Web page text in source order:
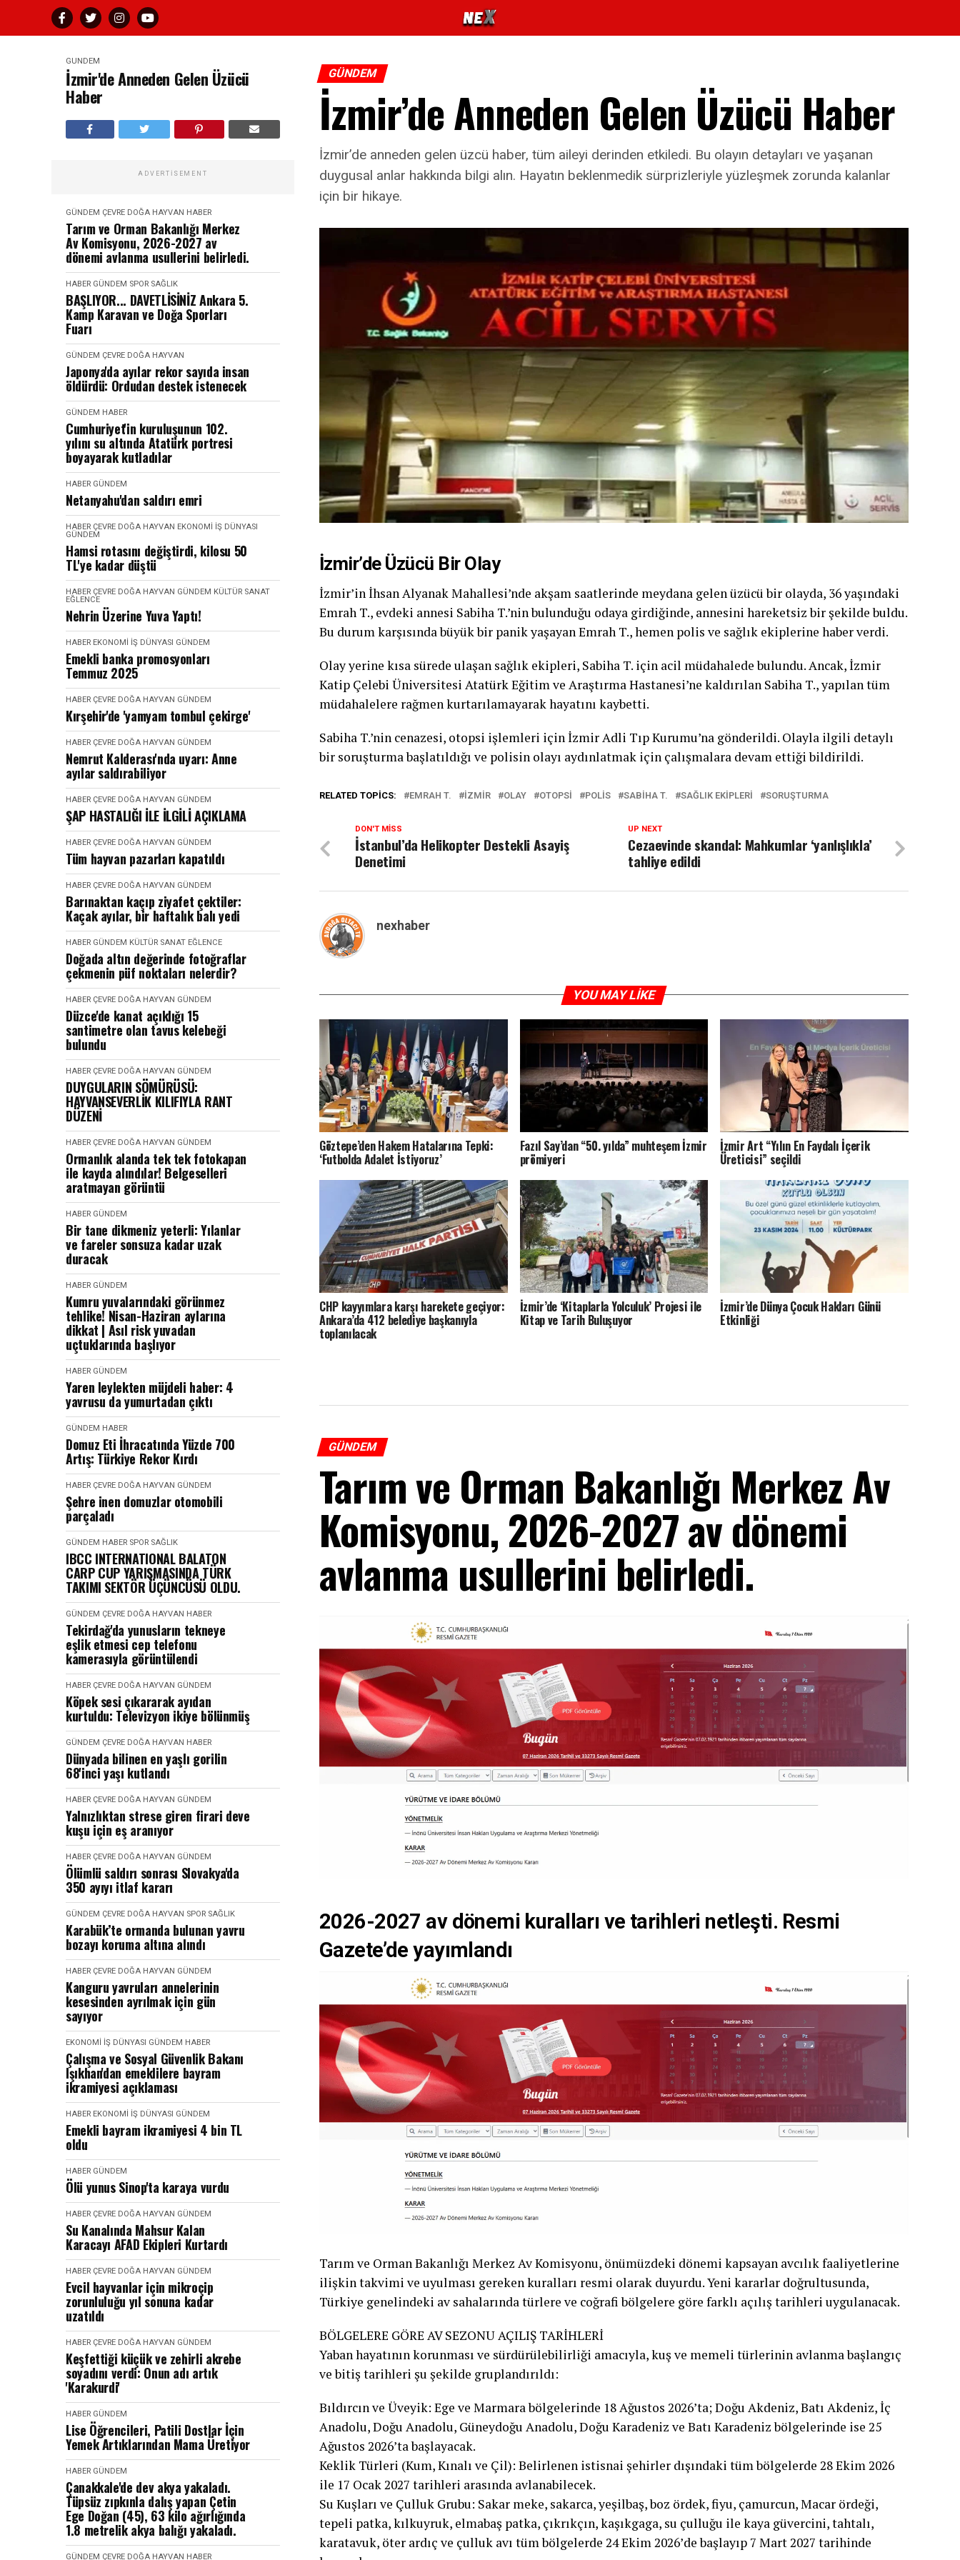
GÜNDEM
İzmir'de Anneden Gelen Üzücü
Haber
ADVERTISEMENT
GÜNDEM ÇEVRE DOĞA HAYVAN HABER
Tarım ve Orman Bakanlığı Merkez
Av Komisyonu, 2026-2027 av
dönemi avlanma usullerini belirledi.
HABER GÜNDEM SPOR SAĞLIK
BAŞLIYOR... DAVETLİSİNİZ Ankara 5.
Kamp Karavan ve Doğa Sporları
Fuarı
GÜNDEM ÇEVRE DOĞA HAYVAN
Japonya'da ayılar rekor sayıda insan
öldürdü: Ordudan destek istenecek
GÜNDEM HABER
Cumhuriyet'in kuruluşunun 102.
yılını su altında Atatürk portresi
boyayarak kutladılar
HABER GÜNDEM
Netanyahu'dan saldırı emri
HABER ÇEVRE DOĞA HAYVAN EKONOMI İŞ DÜNYASI
GÜNDEM
Hamsi rotasını değiştirdi, kilosu 50
TL'ye kadar düştü
HABER ÇEVRE DOĞA HAYVAN GÜNDEM KÜLTÜR SANAT
EĞLENCE
Nehrin Üzerine Yuva Yaptı!
HABER EKONOMI İŞ DÜNYASI GÜNDEM
Emekli banka promosyonları
Temmuz 2025
HABER ÇEVRE DOĞA HAYVAN GÜNDEM
Kırşehir'de 'yamyam tombul çekirge'
HABER ÇEVRE DOĞA HAYVAN GÜNDEM
Nemrut Kalderası'nda uyarı: Anne
ayılar saldırabiliyor
HABER ÇEVRE DOĞA HAYVAN GÜNDEM
ŞAP HASTALIĞI İLE İLGİLİ AÇIKLAMA
HABER ÇEVRE DOĞA HAYVAN GÜNDEM
Tüm hayvan pazarları kapatıldı
HABER ÇEVRE DOĞA HAYVAN GÜNDEM
Barınaktan kaçıp ziyafet çektiler:
Kaçak ayılar, bir haftalık balı yedi
HABER GÜNDEM KÜLTÜR SANAT EĞLENCE
Doğada altın değerinde fotoğraflar
çekmenin püf noktaları nelerdir?
HABER ÇEVRE DOĞA HAYVAN GÜNDEM
Düzce'de kanat açıklığı 15
santimetre olan tavus kelebeği
bulundu
HABER ÇEVRE DOĞA HAYVAN GÜNDEM
DUYGULARIN SÖMÜRÜSÜ:
HAYVANSEVERLİK KILIFIYLA RANT
DÜZENİ
HABER ÇEVRE DOĞA HAYVAN GÜNDEM
Ormanlık alanda tek tek fotokapan
ile kayda alındılar! Belgeselleri
aratmayan görüntü
HABER GÜNDEM
Bir tane dikmeniz yeterli: Yılanlar
ve fareler sonsuza kadar uzak
duracak
HABER GÜNDEM
Kumru yuvalarındaki görünmez
tehlike! Nisan-Haziran aylarına
dikkat | Asıl risk yuvadan
uçtuklarında başlıyor
HABER GÜNDEM
Yaren leylekten müjdeli haber: 4
yavrusu da yumurtadan çıktı
GÜNDEM HABER
Domuz Eti İhracatında Yüzde 700
Artış: Türkiye Rekor Kırdı
HABER ÇEVRE DOĞA HAYVAN GÜNDEM
Şehre inen domuzlar otomobili
parçaladı
GÜNDEM HABER SPOR SAĞLIK
IBCC INTERNATIONAL BALATON
CARP CUP YARIŞMASINDA TÜRK
TAKIMI SEKTÖR ÜÇÜNCÜSÜ OLDU.
GÜNDEM ÇEVRE DOĞA HAYVAN HABER
Tekirdağ'da yunusların tekneye
eşlik etmesi cep telefonu
kamerasıyla görüntülendi
HABER ÇEVRE DOĞA HAYVAN GÜNDEM
Köpek sesi çıkararak ayıdan
kurtuldu: Televizyon ikiye bölünmüş
GÜNDEM ÇEVRE DOĞA HAYVAN HABER
Dünyada bilinen en yaşlı gorilin
68'inci yaşı kutlandı
HABER ÇEVRE DOĞA HAYVAN GÜNDEM
Yalnızlıktan strese giren firari deve
kuşu için eş aranıyor
HABER ÇEVRE DOĞA HAYVAN GÜNDEM
Ölümlü saldırı sonrası Slovakya'da
350 ayıyı itlaf kararı
GÜNDEM ÇEVRE DOĞA HAYVAN SPOR SAĞLIK
Karabük’te ormanda bulunan yavru
bozayı koruma altına alındı
HABER ÇEVRE DOĞA HAYVAN GÜNDEM
Kanguru yavruları annelerinin
kesesinden ayrılmak için gün
sayıyor
EKONOMI İŞ DÜNYASI GÜNDEM HABER
Çalışma ve Sosyal Güvenlik Bakanı
Işıkhan'dan emeklilere bayram
ikramiyesi açıklaması
HABER EKONOMI İŞ DÜNYASI GÜNDEM
Emekli bayram ikramiyesi 4 bin TL
oldu
HABER GÜNDEM
Ölü yunus Sinop'ta karaya vurdu
HABER ÇEVRE DOĞA HAYVAN GÜNDEM
Su Kanalında Mahsur Kalan
Karacayı AFAD Ekipleri Kurtardı
HABER ÇEVRE DOĞA HAYVAN GÜNDEM
Evcil hayvanlar için mikroçip
zorunluluğu yıl sonuna kadar
uzatıldı
HABER ÇEVRE DOĞA HAYVAN GÜNDEM
Keşfettiği küçük ve zehirli akrebe
soyadını verdi: Onun adı artık
'Karakurdi'
HABER GÜNDEM
Lise Öğrencileri, Patili Dostlar İçin
Yemek Artıklarından Mama Üretiyor
HABER GÜNDEM
Çanakkale'de dev akya yakaladı.
Tüpsüz zıpkınla dalış yapan Çetin
Ege Doğan (45), 63 kilo ağırlığında
1.8 metrelik akya balığı yakaladı.
GÜNDEM ÇEVRE DOĞA HAYVAN HABER
GÜNDEM
İzmir’de Anneden Gelen Üzücü Haber
İzmir’de anneden gelen üzcü haber, tüm aileyi derinden etkiledi. Bu olayın detayları ve yaşanan
duygusal anlar hakkında bilgi alın. Hayatın beklenmedik sürprizleriyle yüzleşmek zorunda kalanlar
için bir hikaye.
İzmir’de Üzücü Bir Olay
İzmir’in İhsan Alyanak Mahallesi’nde akşam saatlerinde meydana gelen üzücü bir olayda, 36 yaşındaki
Emrah T., evdeki annesi Sabiha T.’nin bulunduğu odaya girdiğinde, annesini hareketsiz bir şekilde buldu.
Bu durum karşısında büyük bir panik yaşayan Emrah T., hemen polis ve sağlık ekiplerine haber verdi.
Olay yerine kısa sürede ulaşan sağlık ekipleri, Sabiha T. için acil müdahalede bulundu. Ancak, İzmir
Katip Çelebi Üniversitesi Atatürk Eğitim ve Araştırma Hastanesi’ne kaldırılan Sabiha T., yapılan tüm
müdahalelere rağmen kurtarılamayarak hayatını kaybetti.
Sabiha T.’nin cenazesi, otopsi işlemleri için İzmir Adli Tıp Kurumu’na gönderildi. Olayla ilgili detaylı
bir soruşturma başlatıldığı ve polisin olayı aydınlatmak için çalışmalara devam ettiği bildirildi.
RELATED TOPICS: EMRAH T. İZMIR OLAY OTOPSI POLIS SABIHA T. SAĞLIK EKIPLERI SORUŞTURMA
UP NEXT
Cezaevinde skandal: Mahkumlar ‘yanlışlıkla’
tahliye edildi
DON'T MISS
İstanbul’da Helikopter Destekli Asayiş
Denetimi
nexhaber
YOU MAY LIKE
Göztepe’den Hakem Hatalarına Tepki:
‘Futbolda Adalet İstiyoruz’
Fazıl Say’dan “50. yılda” muhteşem İzmir
prömiyeri
İzmir Art “Yılın En Faydalı İçerik
Üreticisi” seçildi
CHP kayyımlara karşı harekete geçiyor:
Ankara’da 412 belediye başkanıyla
toplanılacak
İzmir’de ‘Kitaplarla Yolculuk’ Projesi ile
Kitap ve Tarih Buluşuyor
İzmir’de Dünya Çocuk Hakları Günü
Etkinliği
GÜNDEM
Tarım ve Orman Bakanlığı Merkez Av
Komisyonu, 2026-2027 av dönemi
avlanma usullerini belirledi.
2026-2027 av dönemi kuralları ve tarihleri netleşti. Resmi
Gazete’de yayımlandı
Tarım ve Orman Bakanlığı Merkez Av Komisyonu, önümüzdeki dönemi kapsayan avcılık faaliyetlerine
ilişkin takvimi ve uyulması gereken kuralları resmi olarak duyurdu. Yeni kararlar doğrultusunda,
Türkiye genelindeki av sahalarında türlere ve coğrafi bölgelere göre farklı açılış tarihleri uygulanacak.
BÖLGELERE GÖRE AV SEZONU AÇILIŞ TARİHLERİ
Yaban hayatının korunması ve sürdürülebilirliği amacıyla, kuş ve memeli türlerinin avlanma başlangıç
ve bitiş tarihleri şu şekilde gruplandırıldı:
Bıldırcın ve Üveyik: Ege ve Marmara bölgelerinde 18 Ağustos 2026’ta; Doğu Akdeniz, Batı Akdeniz, İç
Anadolu, Doğu Anadolu, Güneydoğu Anadolu, Doğu Karadeniz ve Batı Karadeniz bölgelerinde ise 25
Ağustos 2026’ta başlayacak.
Keklik Türleri (Kum, Kınalı ve Çil): Belirlenen istisnai şehirler dışındaki tüm bölgelerde 28 Ekim 2026
ile 17 Ocak 2027 tarihleri arasında avlanabilecek.
Su Kuşları ve Çulluk Grubu: Sakar meke, sakarca, yeşilbaş, boz ördek, fiyu, çamurcun, Macar ördeği,
tepeli patka, kılkuyruk, elmabaş patka, çıkrıkçın, kaşıkgaga, su çulluğu ile kaya güvercini, tahtalı,
karatavuk, öter ardıç ve çulluk avı tüm bölgelerde 24 Ekim 2026’de başlayıp 7 Mart 2027 tarihinde